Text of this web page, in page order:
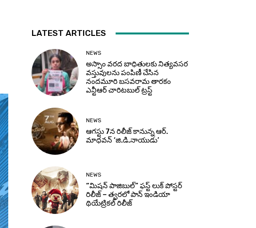
LATEST ARTICLES
NEWS
అస్సాం వరద బాధితులకు నిత్యవసర
వస్తువులను పంపిణీ చేసిన
నందమూరి బసవరామ తారకం
ఎన్టీఆర్ చారిటబుల్ ట్రస్ట్
NEWS
ఆగస్టు 7న రిలీజ్ కానున్న ఆర్‌.
మాధవన్‌ ‘జి.డి.నాయుడు’
NEWS
“మిషన్ పాజిబుల్” ఫస్ట్ లుక్ పోస్టర్
రిలీజ్ – త్వరలో పాన్ ఇండియా
థియేట్రికల్ రిలీజ్